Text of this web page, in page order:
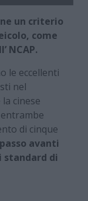
un criterio
come
NCAP.
le eccellenti
nel
la cinese
di cinque
avanti
di